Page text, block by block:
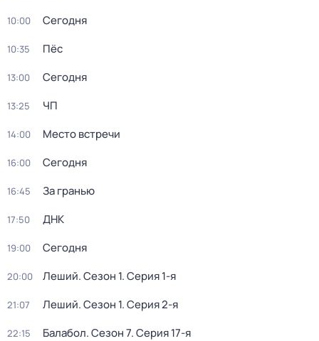
10:00 Сегодня
10:35 Пёс
13:00 Сегодня
13:25 ЧП
14:00 Место встречи
16:00 Сегодня
16:45 За гранью
17:50 ДНК
19:00 Сегодня
20:00 Леший. Сезон 1. Серия 1-я
21:07 Леший. Сезон 1. Серия 2-я
22:15 Балабол. Сезон 7. Серия 17-я